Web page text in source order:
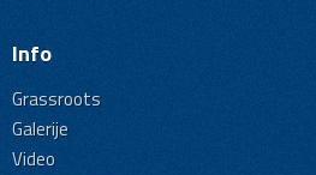
Info
Grassroots
Galerije
Video